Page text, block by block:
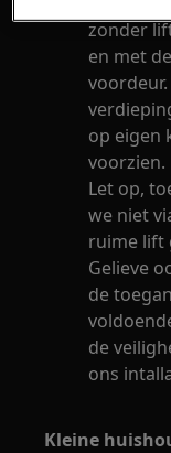
zonder
en met
op eigen
voorzien.
Let op,
we niet
ruime lift
Gelieve
de
de
ons
Kleine